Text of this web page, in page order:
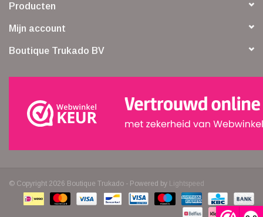
Producten
Mijn account
Boutique Trukado BV
© Copyright 2026 Boutique Trukado - Powered by Lightspeed